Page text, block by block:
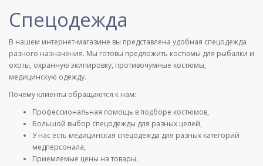
Спецодежда
В нашем интернет-магазине вы представлена удобная спецодежда
разного назначения. Мы готовы предложить костюмы для рыбалки и
охоты, охранную экипировку, противочумные костюмы,
медицинскую одежду.
Почему клиенты обращаются к нам:
Профессиональная помощь в подборе костюмов,
Большой выбор спецодежды для разных целей,
У нас есть медицинская спецодежда для разных категорий
медперсонала,
Приемлемые цены на товары.